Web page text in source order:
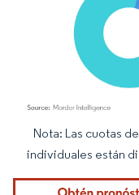
Imagen © Mordor
Nota: Las cuotas
individuales están